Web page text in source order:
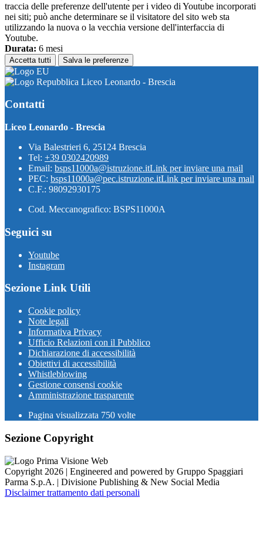
traccia delle preferenze dell'utente per i video di Youtube incorporati
nei siti; può anche determinare se il visitatore del sito web sta
utilizzando la nuova o la vecchia versione dell'interfaccia di
Youtube.
Durata: 6 mesi
Accetta tutti Salva le preferenze
Liceo Leonardo - Brescia
Contatti
Liceo Leonardo - Brescia
Via Balestrieri 6, 25124 Brescia
Tel: +39 0302420989
Email: bsps11000a@istruzione.itLink per inviare una mail
PEC: bsps11000a@pec.istruzione.itLink per inviare una mail
C.F.: 98092930175
Cod. Meccanografico: BSPS11000A
Seguici su
Youtube
Instagram
Sezione Link Utili
Cookie policy
Note legali
Informativa Privacy
Ufficio Relazioni con il Pubblico
Dichiarazione di accessibilità
Obiettivi di accessibilità
Whistleblowing
Gestione consensi cookie
Amministrazione trasparente
Pagina visualizzata 750 volte
Sezione Copyright
Copyright 2026 | Engineered and powered by Gruppo Spaggiari
Parma S.p.A. | Divisione Publishing & New Social Media
Disclaimer trattamento dati personali